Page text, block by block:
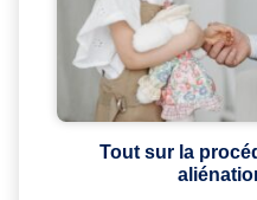
Tout sur la